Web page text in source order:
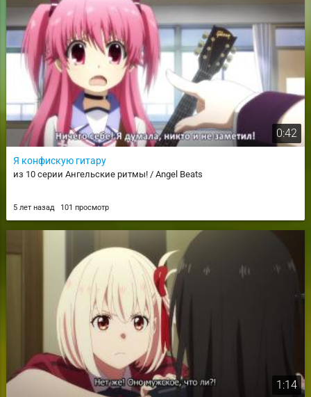
0:42
Я конфискую гитару
из 10 серии Ангельские ритмы! / Angel Beats
5 лет назад 101 просмотр
1:14